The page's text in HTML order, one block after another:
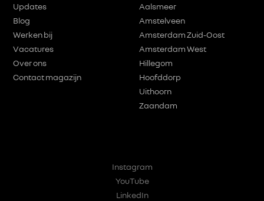
Updates
Blog
Werken bij
Vacatures
Over ons
Contact magazijn
Aalsmeer
Amstelveen
Amsterdam Zuid-Oost
Amsterdam West
Hillegom
Hoofddorp
Uithoorn
Zaandam
Instagram
YouTube
LinkedIn